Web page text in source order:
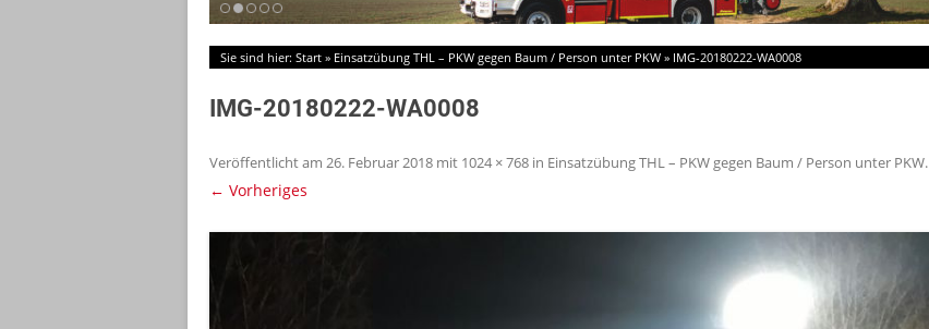
Sie sind hier: Start » Einsatzübung THL – PKW gegen Baum / Person unter PKW » IMG-20180222-WA0008
IMG-20180222-WA0008
Veröffentlicht am 26. Februar 2018 mit 1024 × 768 in Einsatzübung THL – PKW gegen Baum / Person unter PKW.
← Vorheriges